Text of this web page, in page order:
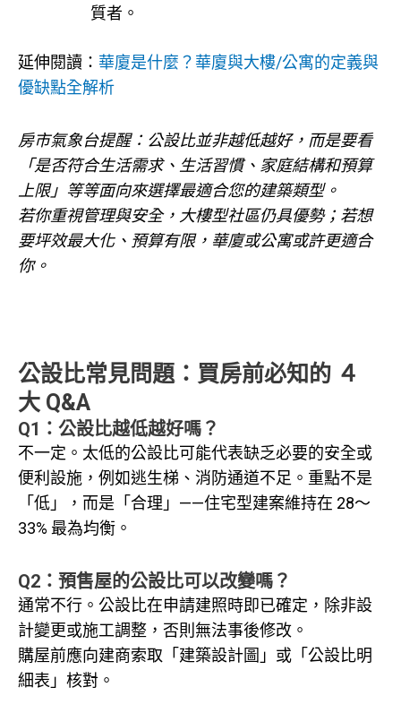
質者。
延伸閱讀： 華廈是什麼？華廈與大樓/公寓的定義與
優缺點全解析
房市氣象台提醒：公設比並非越低越好，而是要看
「是否符合生活需求、生活習慣、家庭結構和預算
上限」等等面向來選擇最適合您的建築類型。
若你重視管理與安全，大樓型社區仍具優勢；若想
要坪效最大化、預算有限，華廈或公寓或許更適合
你。
公設比常見問題：買房前必知的 ４
大 Q&A
Q1：公設比越低越好嗎？
不一定。太低的公設比可能代表缺乏必要的安全或
便利設施，例如逃生梯、消防通道不足。重點不是
「低」，而是「合理」——住宅型建案維持在 28～
33% 最為均衡。
Q2：預售屋的公設比可以改變嗎？
通常不行。公設比在申請建照時即已確定，除非設
計變更或施工調整，否則無法事後修改。
購屋前應向建商索取「建築設計圖」或「公設比明
細表」核對。